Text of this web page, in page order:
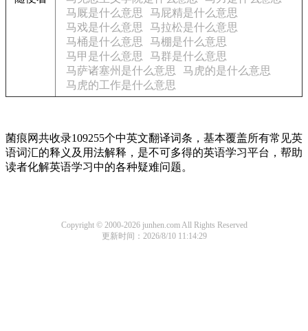
马厩是什么意思
马屁精是什么意思
马戏是什么意思
马拉松是什么意思
马桶是什么意思
马棚是什么意思
马甲是什么意思
马群是什么意思
马萨诸塞州是什么意思
马虎的是什么意思
马虎的工作是什么意思
菌痕网共收录109255个中英文翻译词条，基本覆盖所有常见英
语词汇的释义及用法解释，是不可多得的英语学习平台，帮助
读者化解英语学习中的各种疑难问题。
Copyright © 2000-2026 junhen.com All Rights Reserved
更新时间：2026/8/10 11:14:29